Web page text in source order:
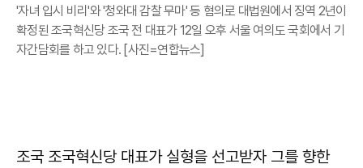
'자녀 입시 비리'와 '청와대 감찰 무마' 등 혐의로 대법원에서 징역 2년이
확정된 조국혁신당 조국 전 대표가 12일 오후 서울 여의도 국회에서 기
자간담회를 하고 있다. [사진=연합뉴스]
조국 조국혁신당 대표가 실형을 선고받자 그를 향한